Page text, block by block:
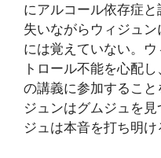
にアルコール依存症
失いながらウィジュ
には覚えていない。
トロール不能を心配
の講義に参加するこ
ジュンはグムジュを
ジュは本音を打ち明け